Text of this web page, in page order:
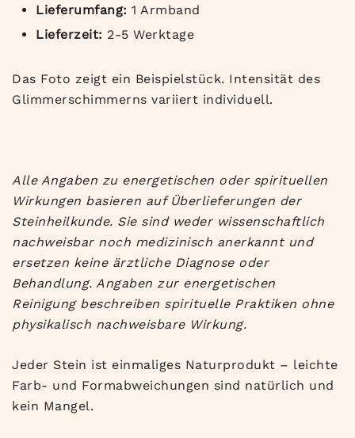
Lieferumfang: 1 Armband
Lieferzeit: 2-5 Werktage
Das Foto zeigt ein Beispielstück. Intensität des
Glimmerschimmerns variiert individuell.
Alle Angaben zu energetischen oder spirituellen
Wirkungen basieren auf Überlieferungen der
Steinheilkunde. Sie sind weder wissenschaftlich
nachweisbar noch medizinisch anerkannt und
ersetzen keine ärztliche Diagnose oder
Behandlung. Angaben zur energetischen
Reinigung beschreiben spirituelle Praktiken ohne
physikalisch nachweisbare Wirkung.
Jeder Stein ist einmaliges Naturprodukt – leichte
Farb- und Formabweichungen sind natürlich und
kein Mangel.